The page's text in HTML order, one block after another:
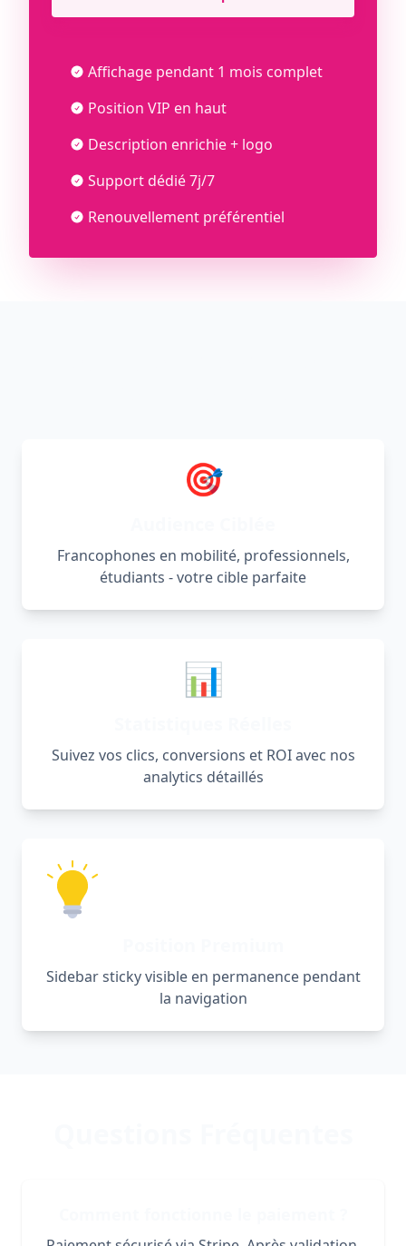
Affichage pendant 1 mois complet
Position VIP en haut
Description enrichie + logo
Support dédié 7j/7
Renouvellement préférentiel
🎯
Francophones en mobilité, professionnels,
étudiants - votre cible parfaite
📊
Suivez vos clics, conversions et ROI avec nos
analytics détaillés
Sidebar sticky visible en permanence pendant
la navigation